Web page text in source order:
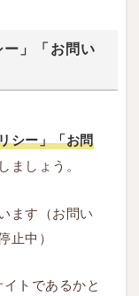
」「お問い
シー」「お問
しましょう。
ます（お問い
止中）
トであるかと